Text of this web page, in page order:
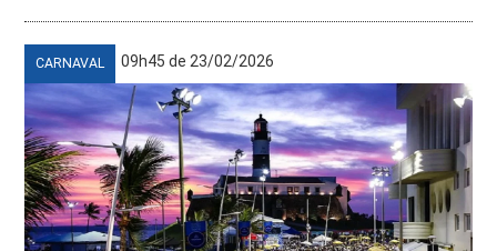
CARNAVAL 09h45 de 23/02/2026